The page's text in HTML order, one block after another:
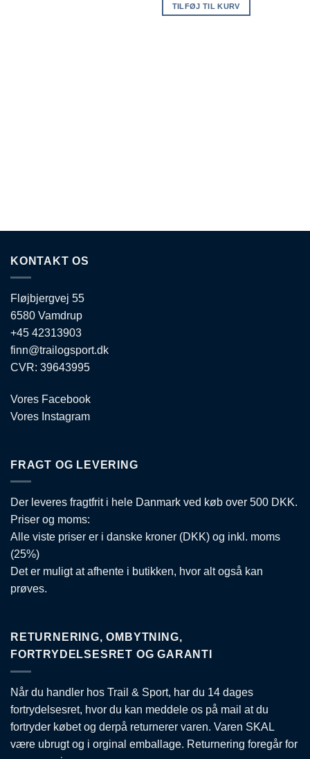
TILFØJ TIL KURV
KONTAKT OS
Fløjbjergvej 55
6580 Vamdrup
+45 42313903
finn@trailogsport.dk
CVR: 39643995
Vores Facebook
Vores Instagram
FRAGT OG LEVERING
Der leveres fragtfrit i hele Danmark ved køb over 500 DKK.
Priser og moms:
Alle viste priser er i danske kroner (DKK) og inkl. moms
(25%)
Det er muligt at afhente i butikken, hvor alt også kan
prøves.
RETURNERING, OMBYTNING,
FORTRYDELSESRET OG GARANTI
Når du handler hos Trail & Sport, har du 14 dages
fortrydelsesret, hvor du kan meddele os på mail at du
fortryder købet og derpå returnerer varen. Varen SKAL
være ubrugt og i orginal emballage. Returnering foregår for